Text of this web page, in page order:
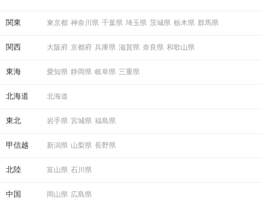
関東 東京都 神奈川県 千葉県 埼玉県 茨城県 栃木県 群馬県
関西 大阪府 京都府 兵庫県 滋賀県 奈良県 和歌山県
東海 愛知県 静岡県 岐阜県 三重県
北海道 北海道
東北 岩手県 宮城県 福島県
甲信越 新潟県 山梨県 長野県
北陸 富山県 石川県
中国 岡山県 広島県